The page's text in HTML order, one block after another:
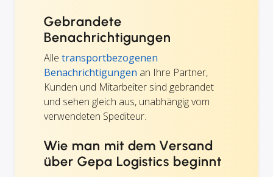
Gebrandete
Benachrichtigungen
Alle transportbezogenen
Benachrichtigungen an Ihre Partner,
Kunden und Mitarbeiter sind gebrandet
und sehen gleich aus, unabhängig vom
verwendeten Spediteur.
Wie man mit dem Versand
über Gepa Logistics beginnt